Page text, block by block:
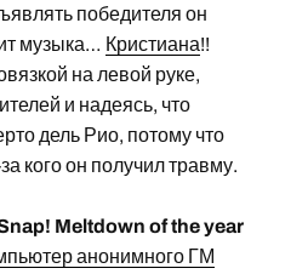
победителя он
музыка… Кристиана!!
на левой руке,
и надеясь, что
дель Рио, потому что
кого он получил травму.
Meltdown of the year
анонимного ГМ